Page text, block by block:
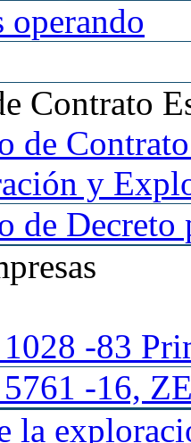
operando
Contrato
de
y
de Decreto
-83
-16,
la